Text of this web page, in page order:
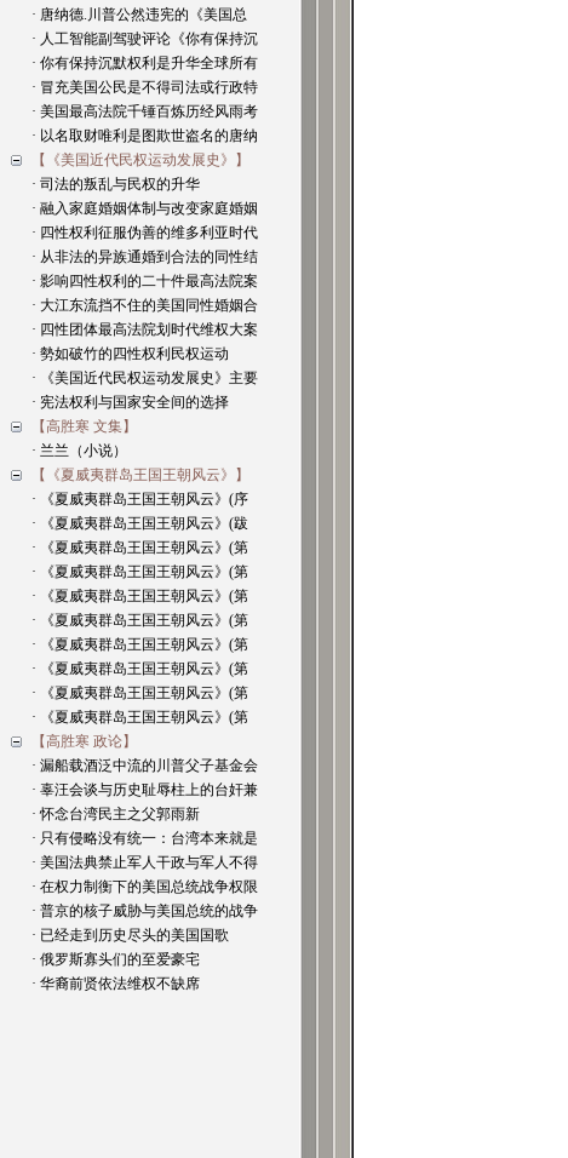
· 唐纳德.川普公然违宪的《美国总
· 人工智能副驾驶评论《你有保持沉
· 你有保持沉默权利是升华全球所有
· 冒充美国公民是不得司法或行政特
· 美国最高法院千锤百炼历经风雨考
· 以名取财唯利是图欺世盗名的唐纳
【《美国近代民权运动发展史》】
· 司法的叛乱与民权的升华
· 融入家庭婚姻体制与改变家庭婚姻
· 四性权利征服伪善的维多利亚时代
· 从非法的异族通婚到合法的同性结
· 影响四性权利的二十件最高法院案
· 大江东流挡不住的美国同性婚姻合
· 四性团体最高法院划时代维权大案
· 勢如破竹的四性权利民权运动
· 《美国近代民权运动发展史》主要
· 宪法权利与国家安全间的选择
【高胜寒 文集】
· 兰兰（小说）
【《夏威夷群岛王国王朝风云》】
· 《夏威夷群岛王国王朝风云》(序
· 《夏威夷群岛王国王朝风云》(跋
· 《夏威夷群岛王国王朝风云》(第
· 《夏威夷群岛王国王朝风云》(第
· 《夏威夷群岛王国王朝风云》(第
· 《夏威夷群岛王国王朝风云》(第
· 《夏威夷群岛王国王朝风云》(第
· 《夏威夷群岛王国王朝风云》(第
· 《夏威夷群岛王国王朝风云》(第
· 《夏威夷群岛王国王朝风云》(第
【高胜寒 政论】
· 漏船载酒泛中流的川普父子基金会
· 辜汪会谈与历史耻辱柱上的台奸兼
· 怀念台湾民主之父郭雨新
· 只有侵略没有统一：台湾本来就是
· 美国法典禁止军人干政与军人不得
· 在权力制衡下的美国总统战争权限
· 普京的核子威胁与美国总统的战争
· 已经走到历史尽头的美国国歌
· 俄罗斯寡头们的至爱豪宅
· 华裔前贤依法维权不缺席